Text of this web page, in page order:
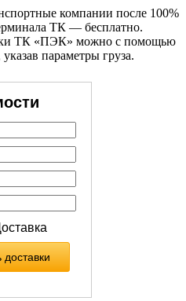
компании после 100%
ТК — бесплатно.
ТК «ПЭК» можно с помощью
параметры груза.